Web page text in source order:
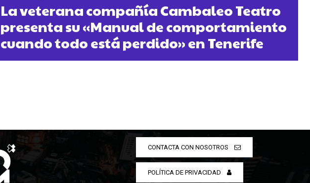
La veterana compañía Cambaleo Teatro
presenta su «Manual de comportamiento
cuando todo está perdido» en Tenerife
CONTACTA CON NOSOTROS
POLÍTICA DE PRIVACIDAD